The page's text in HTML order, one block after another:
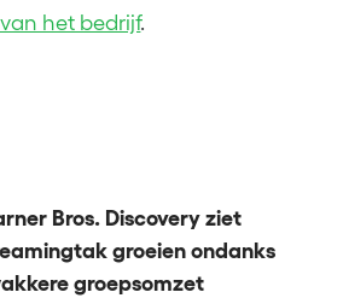
het bedrijf.
Bros. Discovery ziet
groeien ondanks
groepsomzet